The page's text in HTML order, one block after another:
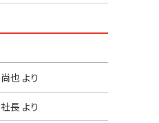
也 より
長 より